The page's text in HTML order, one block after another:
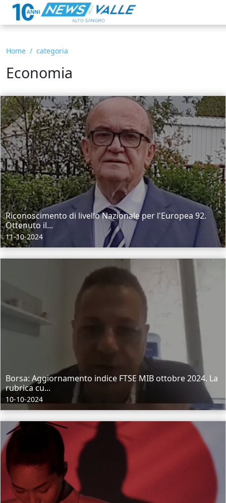
Home categoria
Economia
Riconoscimento di livello Nazionale per l'Europea 92.
Ottenuto il...
11-10-2024
Borsa: Aggiornamento indice FTSE MIB ottobre 2024. La
rubrica cu...
10-10-2024